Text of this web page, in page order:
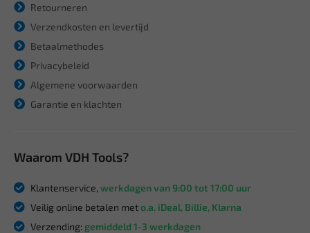
Retourneren
Verzendkosten en levertijd
Betaalmethodes
Privacybeleid
Algemene voorwaarden
Garantie en klachten
Waarom VDH Tools?
Klantenservice, werkdagen van 9:00 tot 17:00 uur
Veilig online betalen meto.a. iDeal, Billie, Klarna
Verzending: gemiddeld 1-3 werkdagen